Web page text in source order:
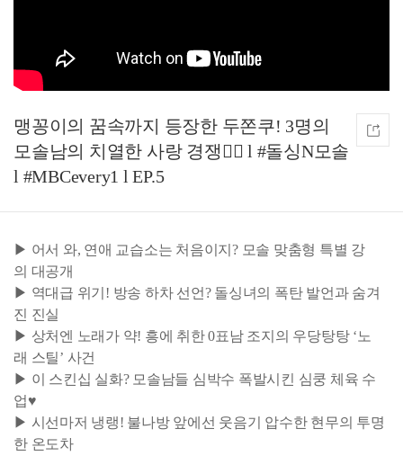
맹꽁이의 꿈속까지 등장한 두쫀쿠! 3명의
모솔남의 치열한 사랑 경쟁❤️‍🔥 l #돌싱N모솔
l #MBCevery1 l EP.5
▶ 어서 와, 연애 교습소는 처음이지? 모솔 맞춤형 특별 강
의 대공개
▶ 역대급 위기! 방송 하차 선언? 돌싱녀의 폭탄 발언과 숨겨
진 진실
▶ 상처엔 노래가 약! 흥에 취한 0표남 조지의 우당탕탕 ‘노
래 스틸’ 사건
▶ 이 스킨십 실화? 모솔남들 심박수 폭발시킨 심쿵 체육 수
업♥
▶ 시선마저 냉랭! 불나방 앞에선 웃음기 압수한 현무의 투명
한 온도차